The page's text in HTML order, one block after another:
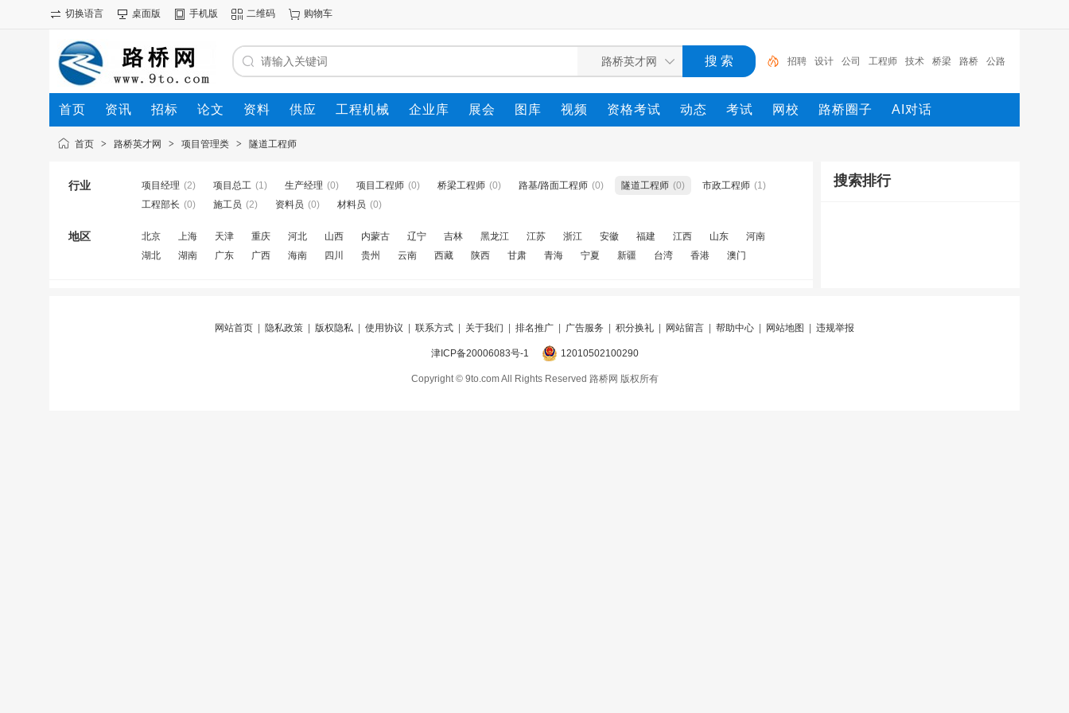
切换语言 桌面版 手机版 二维码 购物车
招聘 设计 公司 工程师 技术 桥梁 路桥 公路
广东 工程
首页 资讯 招标 论文 资料 供应 工程机械 企业库 展会 图库 视频 资格考试 动态 考试 网校 路桥圈子 AI对话
首页 > 路桥英才网 > 项目管理类 > 隧道工程师
行业 项目经理 (2) 项目总工 (1) 生产经理 (0) 项目工程师 (0) 桥梁工程师 (0) 路基/路面工程师 (0) 隧道工程师 (0) 市政工程师 (1)
工程部长 (0) 施工员 (2) 资料员 (0) 材料员 (0)
地区 北京 上海 天津 重庆 河北 山西 内蒙古 辽宁 吉林 黑龙江 江苏 浙江 安徽 福建 江西 山东
河南
湖北
湖南 广东 广西 海南 四川 贵州 云南 西藏 陕西 甘肃 青海 宁夏 新疆 台湾 香港 澳门
搜索排行
网站首页 隐私政策 版权隐私 使用协议 联系方式 关于我们 排名推广 广告服务 积分换礼 网站留言 帮助中心 网站地图 违规举报
津ICP备20006083号-1 12010502100290
Copyright © 9to.com All Rights Reserved 路桥网 版权所有